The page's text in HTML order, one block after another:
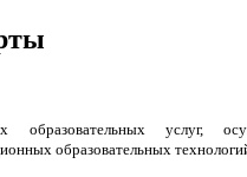
образовательных услуг,
образовательных